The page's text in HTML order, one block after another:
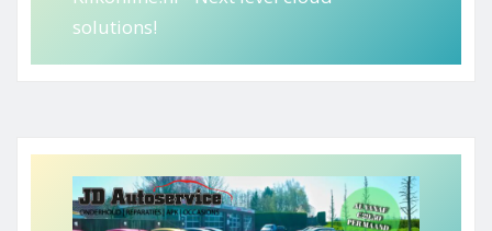
solutions!